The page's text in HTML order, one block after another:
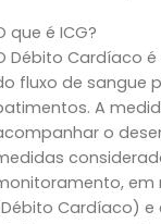
que é ICG?
Débito Cardíaco
fluxo de sangue
A
o
em
Cardíaco)